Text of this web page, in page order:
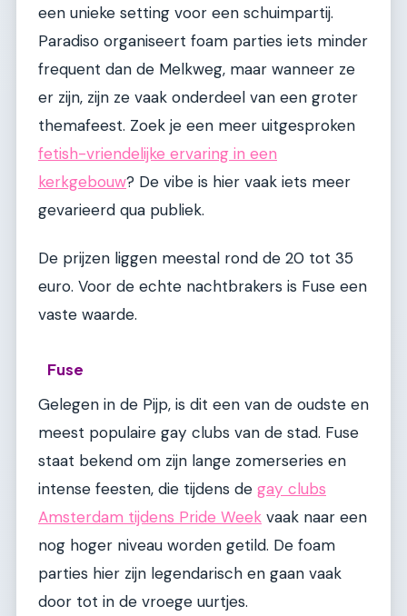
een unieke setting voor een schuimpartij.
Paradiso organiseert foam parties iets minder
frequent dan de Melkweg, maar wanneer ze
er zijn, zijn ze vaak onderdeel van een groter
themafeest. Zoek je een meer uitgesproken
fetish-vriendelijke ervaring in een
kerkgebouw? De vibe is hier vaak iets meer
gevarieerd qua publiek.
De prijzen liggen meestal rond de 20 tot 35
euro. Voor de echte nachtbrakers is Fuse een
vaste waarde.
Fuse
Gelegen in de Pijp, is dit een van de oudste en
meest populaire gay clubs van de stad. Fuse
staat bekend om zijn lange zomerseries en
intense feesten, die tijdens de gay clubs
Amsterdam tijdens Pride Week vaak naar een
nog hoger niveau worden getild. De foam
parties hier zijn legendarisch en gaan vaak
door tot in de vroege uurtjes.